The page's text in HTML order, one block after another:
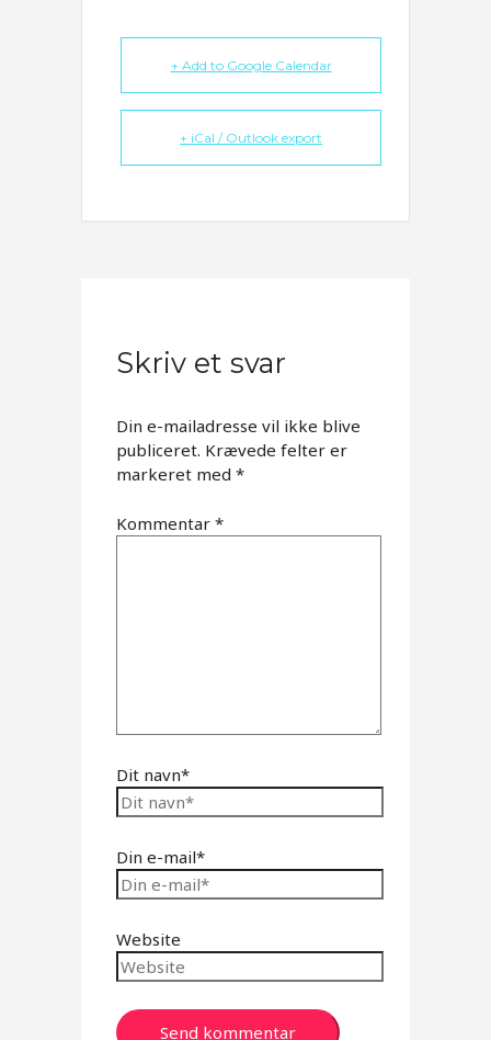
+ Add to Google Calendar
+ iCal / Outlook export
Skriv et svar
Din e-mailadresse vil ikke blive
publiceret. Krævede felter er
markeret med*
Kommentar*
Dit navn*
Din e-mail*
Website